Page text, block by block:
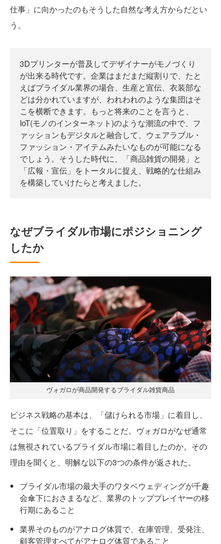
仕事」に向かったのもそうした自然な考え方からだとい
う。
3Dプリンターが普及してデザイナーがモノづくり
が出来る時代です。企業はまだまだ縦割りで、たと
えばブライダル業界の場合、生産と宣伝、衣装部な
どは分かれていますが、われわれのような集団はそ
こを横断できます。もっと将来のことを言うと、
IoT(モノのインターネット)のような潮流の中で、フ
ァッションもデジタルと融合して、ウェアラブル・
ファッション・アイテムみたいなものが可能になる
でしょう。そうした時代に、「商品雑貨の開発」と
「広報・宣伝」をトータルに捉え、戦略的な仕組み
を構築していけたらと考えました。
なぜブライダル市場にポジショニング
したか
ヴォガロが商品開発するブライダル雑貨商品
ビジネス戦略の基本は、「儲けられる市場」に着目し、
そこに「位置取り」をすることだ。ヴォガロがなぜ通常
は無視されているブライダル市場に着目したのか。その
理由を聞くと、明解な以下の3つの条件が返された。
ブライダル市場の最大手のワタベウェディングが千趣
会傘下におさまるなど、業界のトッププレイヤーの移
行期にあること
業界そのものがアナログ体質で、在庫管理、受発注、
顧客管理すべてがアナログ体質であること